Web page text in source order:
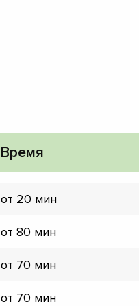
Время
от 20 мин
от 80 мин
от 70 мин
от 70 мин